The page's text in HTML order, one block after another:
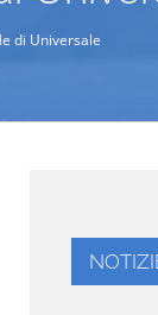
di Universale